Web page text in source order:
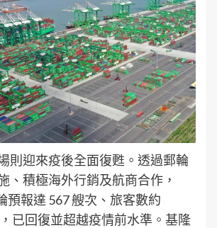
則迎來疫後全面復甦。透過郵輪
、積極海外行銷及航商合作，
預報達 567 艘次、旅客數約
已回復並超越疫情前水準。基隆